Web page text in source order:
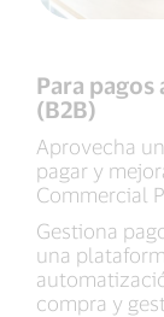
Para
(B2B)
Aprovecha
pagar y
Commercial
Gestiona
una
compra y